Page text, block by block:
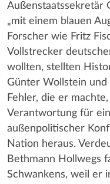
Außenstaatssekretär
„mit einem blauen
Forscher wie Fritz
Vollstrecker
wollten, stellten
Günter Wollstein
Fehler, die er
Verantwortung für
außenpolitischer
Nation heraus.
Bethmann Hollwegs
Schwankens, weil er